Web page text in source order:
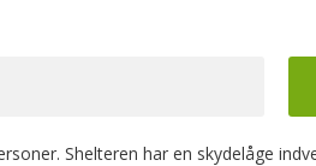
Shelteren har en skydelåge